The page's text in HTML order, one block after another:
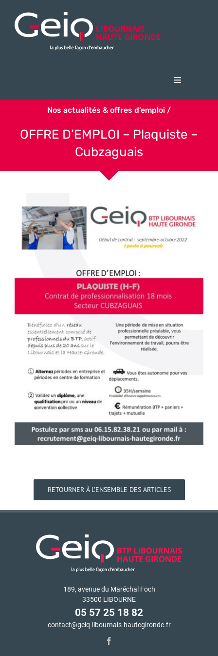
contenu
Navigation
bascule
Accueil
Le Geiq
Candidats
Entreprises
Nos actualités & offres d’emploi /
OFFRE D’EMPLOI – Plaquiste –
Cubzaguais
RETOURNER À L’ENSEMBLE DES ARTICLES
189, avenue du Maréchal Foch
33500 LIBOURNE
05 57 25 18 82
contact@geiq-libournais-hautegironde.fr